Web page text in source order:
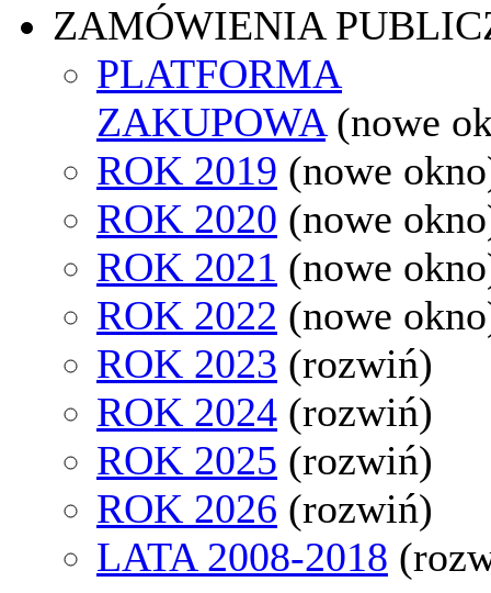
ZAMÓWIENIA
PLATFORMA
ZAKUPOWA (nowe
ROK 2019 (nowe
ROK 2020 (nowe
ROK 2021 (nowe
ROK 2022 (nowe
ROK 2023 (rozwiń)
ROK 2024 (rozwiń)
ROK 2025 (rozwiń)
ROK 2026 (rozwiń)
LATA 2008-2018